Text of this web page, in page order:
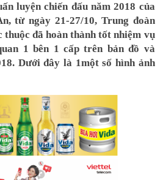
luyện chiến đấu năm 2018 của
từ ngày 21-27/10, Trung đoàn
đã hoàn thành tốt nhiệm vụ
1 bên 1 cấp trên bản đồ và
Dưới đây là 1một số hình ảnh